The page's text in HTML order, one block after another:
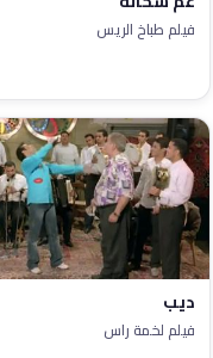
فيلم طباخ الريس
ديب
فيلم لخمة راس